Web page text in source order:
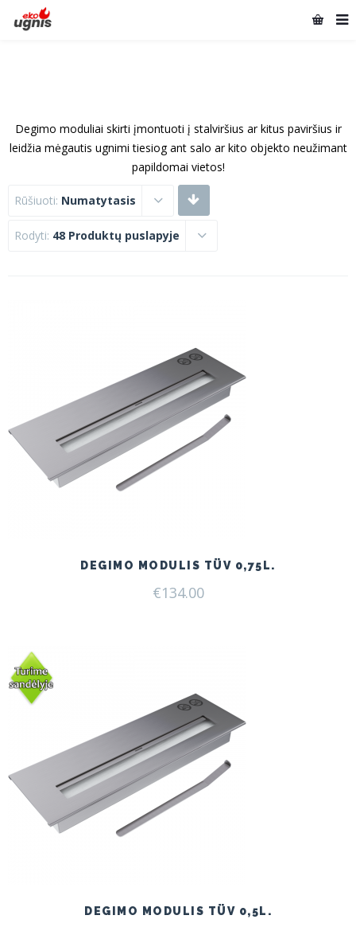
Degimo moduliai skirti įmontuoti į stalviršius ar kitus paviršius ir
leidžia mėgautis ugnimi tiesiog ant salo ar kito objekto neužimant
papildomai vietos!
Rūšiuoti: Numatytasis
Rodyti: 48 Produktų puslapyje
DEGIMO MODULIS TÜV 0,75L.
€134.00
DEGIMO MODULIS TÜV 0,5L.